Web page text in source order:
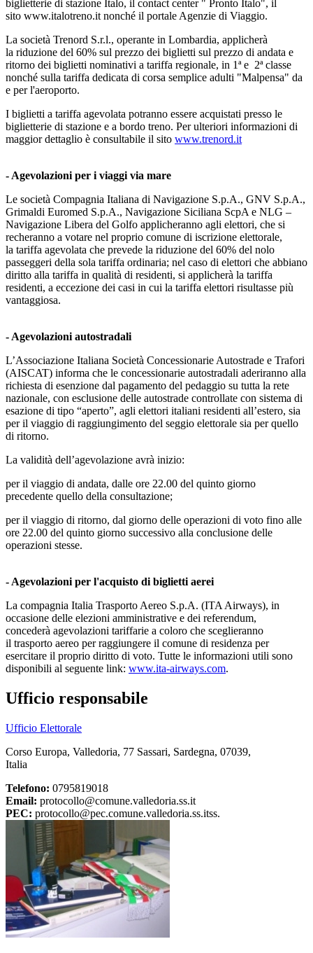
biglietterie di stazione Italo, il contact center " Pronto Italo", il
sito www.italotreno.it nonché il portale Agenzie di Viaggio.
La società Trenord S.r.l., operante in Lombardia, applicherà
la riduzione del 60% sul prezzo dei biglietti sul prezzo di andata e
ritorno dei biglietti nominativi a tariffa regionale, in 1ª e 2ª classe
nonché sulla tariffa dedicata di corsa semplice adulti "Malpensa" da
e per l'aeroporto.
I biglietti a tariffa agevolata potranno essere acquistati presso le
biglietterie di stazione e a bordo treno. Per ulteriori informazioni di
maggior dettaglio è consultabile il sito www.trenord.it
- Agevolazioni per i viaggi via mare
Le società Compagnia Italiana di Navigazione S.p.A., GNV S.p.A.,
Grimaldi Euromed S.p.A., Navigazione Siciliana ScpA e NLG –
Navigazione Libera del Golfo applicheranno agli elettori, che si
recheranno a votare nel proprio comune di iscrizione elettorale,
la tariffa agevolata che prevede la riduzione del 60% del nolo
passeggeri della sola tariffa ordinaria; nel caso di elettori che abbiano
diritto alla tariffa in qualità di residenti, si applicherà la tariffa
residenti, a eccezione dei casi in cui la tariffa elettori risultasse più
vantaggiosa.
- Agevolazioni autostradali
L’Associazione Italiana Società Concessionarie Autostrade e Trafori
(AISCAT) informa che le concessionarie autostradali aderiranno alla
richiesta di esenzione dal pagamento del pedaggio su tutta la rete
nazionale, con esclusione delle autostrade controllate con sistema di
esazione di tipo “aperto”, agli elettori italiani residenti all’estero, sia
per il viaggio di raggiungimento del seggio elettorale sia per quello
di ritorno.
La validità dell’agevolazione avrà inizio:
per il viaggio di andata, dalle ore 22.00 del quinto giorno
precedente quello della consultazione;
per il viaggio di ritorno, dal giorno delle operazioni di voto fino alle
ore 22.00 del quinto giorno successivo alla conclusione delle
operazioni stesse.
- Agevolazioni per l'acquisto di biglietti aerei
La compagnia Italia Trasporto Aereo S.p.A. (ITA Airways), in
occasione delle elezioni amministrative e dei referendum,
concederà agevolazioni tariffarie a coloro che sceglieranno
il trasporto aereo per raggiungere il comune di residenza per
esercitare il proprio diritto di voto. Tutte le informazioni utili sono
disponibili al seguente link: www.ita-airways.com.
Ufficio responsabile
Ufficio Elettorale
Corso Europa, Valledoria, 77 Sassari, Sardegna, 07039,
Italia
Telefono: 0795819018
Email: protocollo@comune.valledoria.ss.it
PEC: protocollo@pec.comune.valledoria.ss.itss.